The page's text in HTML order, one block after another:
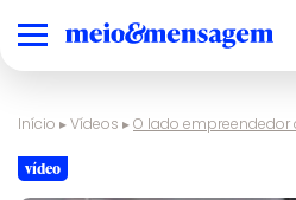
Início ▸Vídeos ▸O lado
vídeo